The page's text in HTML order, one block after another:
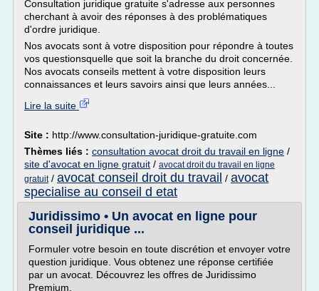
Consultation juridique gratuite s'adresse aux personnes
cherchant à avoir des réponses à des problématiques
d'ordre juridique.
Nos avocats sont à votre disposition pour répondre à toutes
vos questionsquelle que soit la branche du droit concernée.
Nos avocats conseils mettent à votre disposition leurs
connaissances et leurs savoirs ainsi que leurs années...
Lire la suite
Site : http://www.consultation-juridique-gratuite.com
Thèmes liés : consultation avocat droit du travail en ligne /
site d'avocat en ligne gratuit / avocat droit du travail en ligne
gratuit/ avocat conseil droit du travail / avocat
specialise au conseil d etat
Juridissimo • Un avocat en ligne pour
conseil juridique ...
Formuler votre besoin en toute discrétion et envoyer votre
question juridique. Vous obtenez une réponse certifiée
par un avocat. Découvrez les offres de Juridissimo
Premium.